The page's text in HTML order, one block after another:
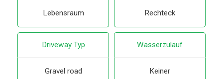
Lebensraum Rechteck
Driveway Typ
Gravel road
Wasserzulauf
Keiner